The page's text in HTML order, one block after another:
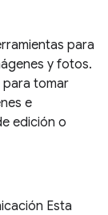
para
y fotos.
para tomar
e
edición o
Esta